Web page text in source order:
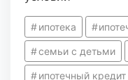
ипотека
семьи с детьми
ипотечный кредит